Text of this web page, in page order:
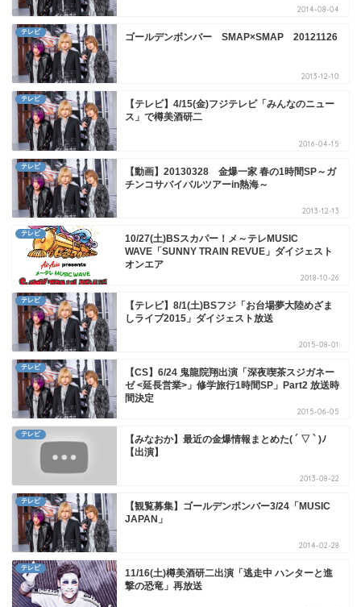
2014-08-04
テレビ ゴールデンボンバー SMAP×SMAP 20121126
2013-12-10
テレビ
【テレビ】4/15(金)フジテレビ「みんなのニュー
ス」で樽美酒研二
2016-04-15
テレビ
【動画】20130328 金爆一家 春の1時間SP～ガ
チンコサバイバルツアーin熱海～
2013-12-13
テレビ
10/27(土)BSスカパー！メ～テレMUSIC
WAVE「SUNNY TRAIN REVUE」ダイジェスト
オンエア
2018-10-26
テレビ
【テレビ】8/1(土)BSフジ「お台場夢大陸めざま
しライブ2015」ダイジェスト放送
2015-08-01
テレビ
【CS】6/24 鬼龍院翔出演「深夜喫茶スジガネー
ゼ <延長営業>」修学旅行1時間SP」Part2 放送時
間決定
2015-06-05
テレビ
【みなおか】最近の金爆情報まとめた( ´ ▽ ` )ﾉ
【出演】
2013-08-22
テレビ
【観覧募集】ゴールデンボンバー3/24「MUSIC
JAPAN」
2014-02-28
テレビ
11/16(土)樽美酒研二出演「逃走中 ハンターと進
撃の恐竜」再放送